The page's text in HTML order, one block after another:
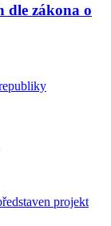
dle zákona o
projekt